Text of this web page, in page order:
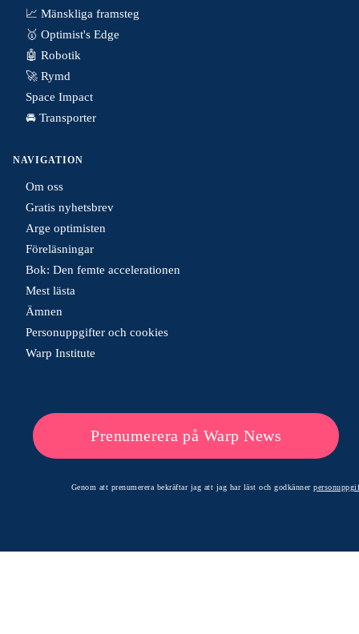
📈 Mänskliga framsteg
🥇 Optimist's Edge
🤖 Robotik
🚀 Rymd
Space Impact
🚘 Transporter
NAVIGATION
Om oss
Gratis nyhetsbrev
Arge optimisten
Föreläsningar
Bok: Den femte accelerationen
Mest lästa
Ämnen
Personuppgifter och cookies
Warp Institute
Prenumerera på Warp News
Genom att prenumerera bekräftar jag att jag har läst och godkänner